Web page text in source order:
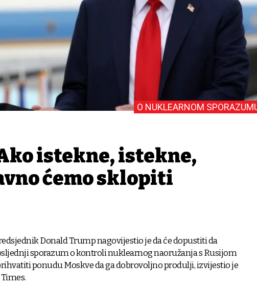
O NUKLEARNOM
istekne, istekne,
ćemo sklopiti
Donald Trump nagovijestio je da će dopustiti da
sporazum o kontroli nuklearnog naoružanja s Rusijom
ponudu Moskve da ga dobrovoljno produlji, izvijestio je